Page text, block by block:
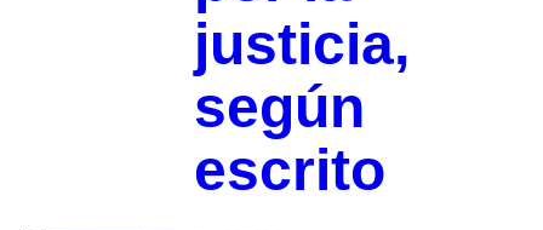
justicia,
según
escrito